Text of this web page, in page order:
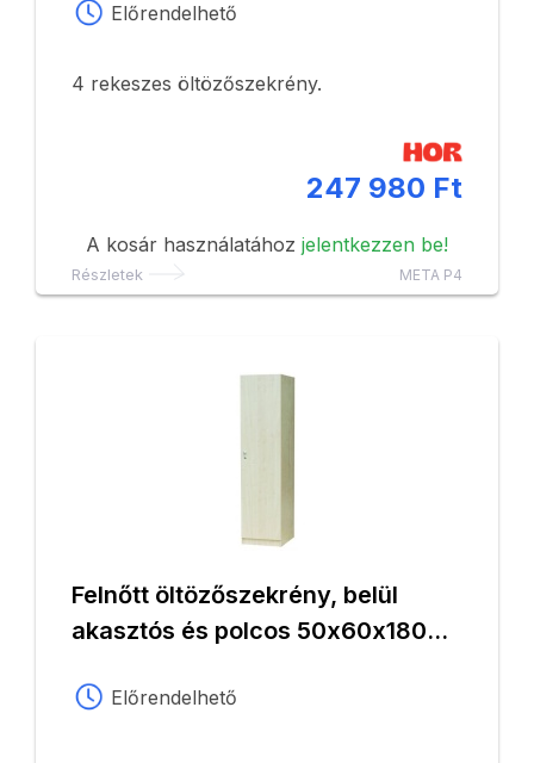
Előrendelhető
4 rekeszes öltözőszekrény.
247 980 Ft
A kosár használatához jelentkezzen be!
Részletek META P4
Felnőtt öltözőszekrény, belül
akasztós és polcos 50x60x180
Előrendelhető